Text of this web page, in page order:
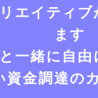
エイティブ
ます
一緒に自
資金調達の